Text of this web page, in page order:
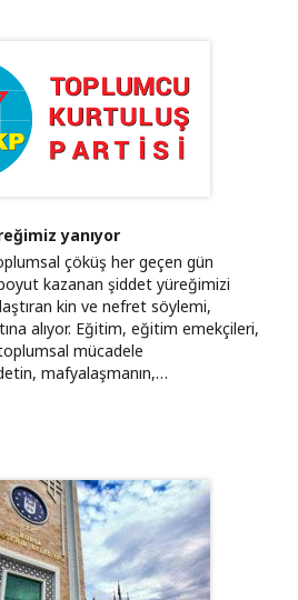
yanıyor
çöküş her geçen gün
kazanan şiddet yüreğimizi
kin ve nefret söylemi,
alıyor. Eğitim, eğitim emekçileri,
mücadele
mafyalaşmanın,…